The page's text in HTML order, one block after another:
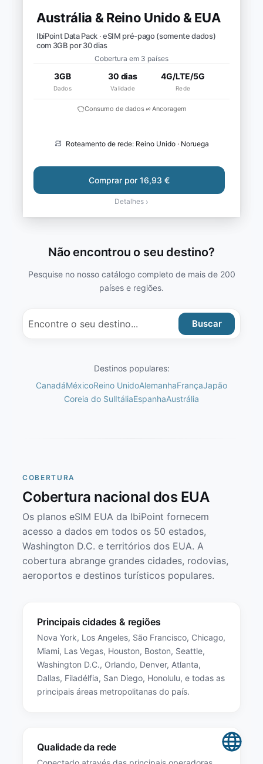
Austrália & Reino Unido & EUA
IbiPoint Data Pack · eSIM pré-pago (somente dados)
com 3GB por 30 dias
Cobertura em 3 países
3GB
Dados
30 dias
Validade
4G/LTE/5G
Rede
Consumo de dados Ancoragem
Roteamento de rede: Reino Unido · Noruega
Comprar por 16,93 €
Detalhes ›
Não encontrou o seu destino?
Pesquise no nosso catálogo completo de mais de 200
países e regiões.
Buscar
Destinos populares:
CanadáMéxicoReino UnidoAlemanhaFrançaJapão
Coreia do SulItáliaEspanhaAustrália
COBERTURA
Cobertura nacional dos EUA
Os planos eSIM EUA da IbiPoint fornecem
acesso a dados em todos os 50 estados,
Washington D.C. e territórios dos EUA. A
cobertura abrange grandes cidades, rodovias,
aeroportos e destinos turísticos populares.
Principais cidades & regiões
Nova York, Los Angeles, São Francisco, Chicago,
Miami, Las Vegas, Houston, Boston, Seattle,
Washington D.C., Orlando, Denver, Atlanta,
Dallas, Filadélfia, San Diego, Honolulu, e todas as
principais áreas metropolitanas do país.
Qualidade da rede